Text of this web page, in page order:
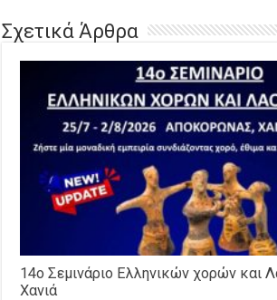
Σχετικά Άρθρα
14o Σεμινάριο Ελληνικών χορών και
Χανιά